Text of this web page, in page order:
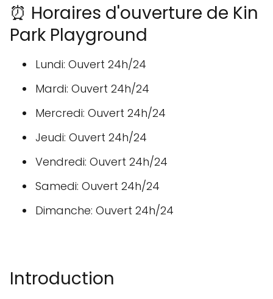
⏰ Horaires d'ouverture de Kin
Park Playground
Lundi: Ouvert 24h/24
Mardi: Ouvert 24h/24
Mercredi: Ouvert 24h/24
Jeudi: Ouvert 24h/24
Vendredi: Ouvert 24h/24
Samedi: Ouvert 24h/24
Dimanche: Ouvert 24h/24
Introduction